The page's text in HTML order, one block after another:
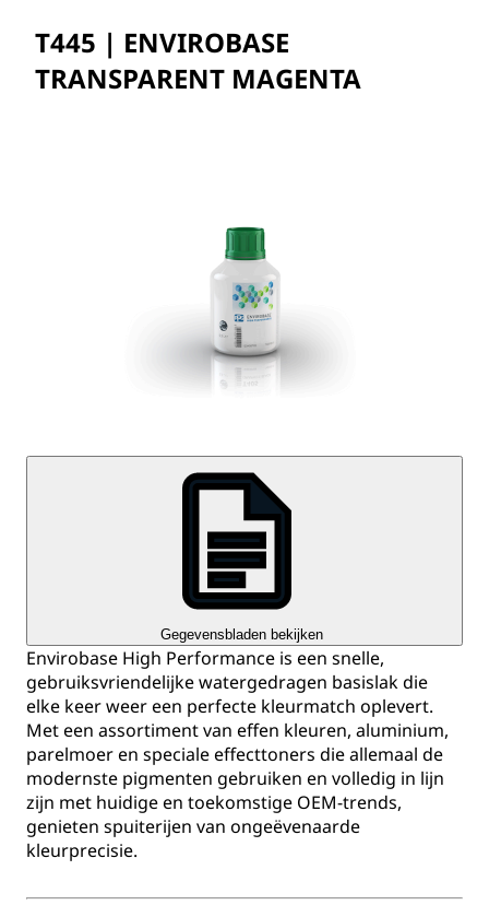
T445 | ENVIROBASE
TRANSPARENT MAGENTA
Gegevensbladen bekijken
Envirobase High Performance is een snelle,
gebruiksvriendelijke watergedragen basislak die
elke keer weer een perfecte kleurmatch oplevert.
Met een assortiment van effen kleuren, aluminium,
parelmoer en speciale effecttoners die allemaal de
modernste pigmenten gebruiken en volledig in lijn
zijn met huidige en toekomstige OEM-trends,
genieten spuiterijen van ongeëvenaarde
kleurprecisie.